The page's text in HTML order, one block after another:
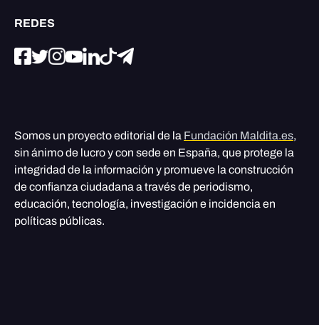
REDES
Somos un proyecto editorial de la Fundación Maldita.es,
sin ánimo de lucro y con sede en España, que protege la
integridad de la información y promueve la construcción
de confianza ciudadana a través de periodismo,
educación, tecnología, investigación e incidencia en
políticas públicas.